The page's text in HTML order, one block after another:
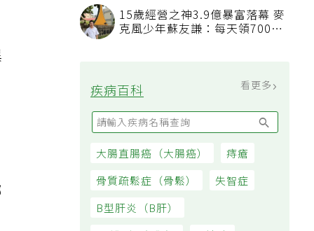
15歲經營之神3.9億暴富落幕 麥
疾病百科